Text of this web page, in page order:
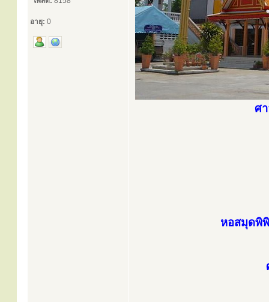
อายุ: 0
ศ
หอสมุดพิ